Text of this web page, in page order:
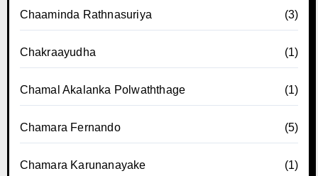
Chaaminda Rathnasuriya (3)
Chakraayudha (1)
Chamal Akalanka Polwaththage (1)
Chamara Fernando (5)
Chamara Karunanayake (1)